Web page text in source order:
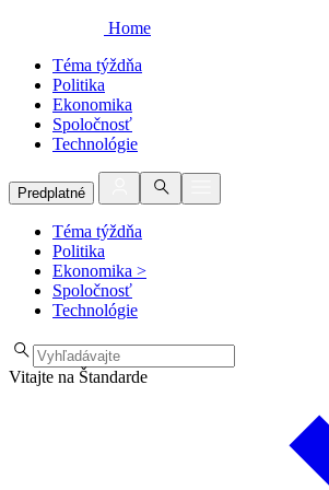
Home
Téma týždňa
Politika
Ekonomika
Spoločnosť
Technológie
Predplatné
Téma týždňa
Politika
Ekonomika >
Spoločnosť
Technológie
Vitajte na Štandarde